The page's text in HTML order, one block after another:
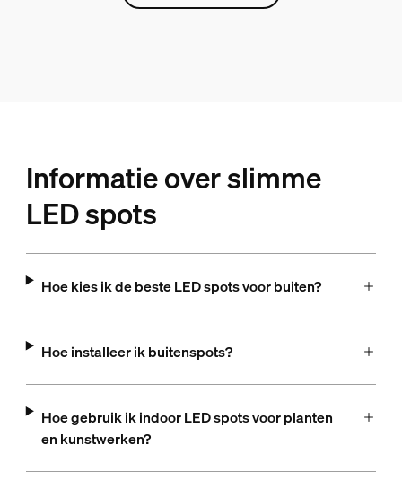
Informatie over slimme
LED spots
Hoe kies ik de beste LED spots voor buiten?
Hoe installeer ik buitenspots?
Hoe gebruik ik indoor LED spots voor planten
en kunstwerken?